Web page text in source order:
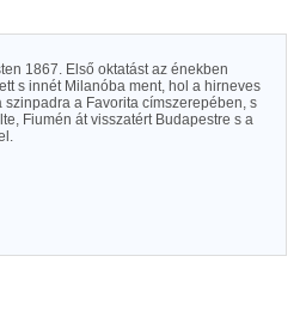
1867. Első oktatást az énekben
s innét Milanóba ment, hol a hirneves
a Favorita címszerepében, s
Fiumén át visszatért Budapestre s a